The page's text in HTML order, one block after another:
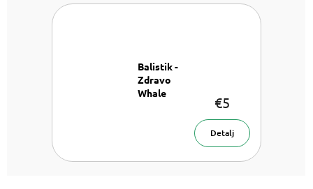
Balistik -
Zdravo
Whale
€5
Detalj